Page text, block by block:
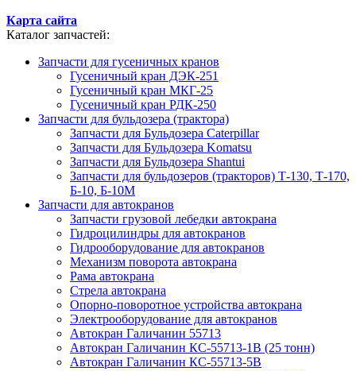
Карта сайта
Каталог запчастей:
Запчасти для гусеничных кранов
Гусеничный кран ДЭК-251
Гусеничный кран МКГ-25
Гусеничный кран РДК-250
Запчасти для бульдозера (трактора)
Запчасти для Бульдозера Caterpillar
Запчасти для Бульдозера Komatsu
Запчасти для Бульдозера Shantui
Запчасти для бульдозеров (тракторов) Т-130, Т-170,
Б-10, Б-10М
Запчасти для автокранов
Запчасти грузовой лебедки автокрана
Гидроцилиндры для автокранов
Гидрооборудование для автокранов
Механизм поворота автокрана
Рама автокрана
Стрела автокрана
Опорно-поворотное устройства автокрана
Электрооборудование для автокранов
Автокран Галичанин 55713
Автокран Галичанин КС-55713-1В (25 тонн)
Автокран Галичанин КС-55713-5В